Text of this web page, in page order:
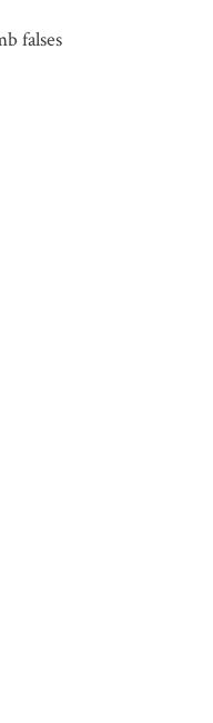
falses